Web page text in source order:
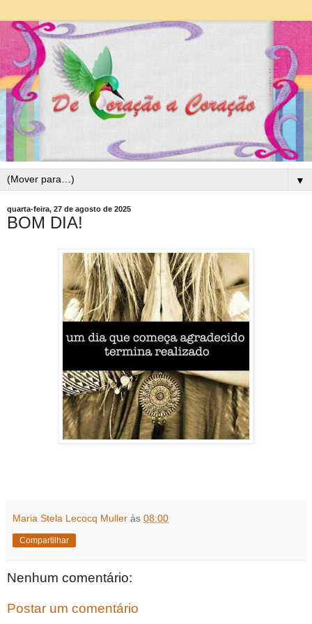
▼
quarta-feira, 27 de agosto de 2025
BOM DIA!
Maria Stela Lecocq Muller às 08:00
Compartilhar
Nenhum comentário:
Postar um comentário